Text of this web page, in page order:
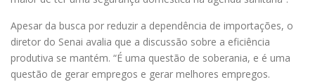
Apesar da busca por reduzir a dependência de importações, o
diretor do Senai avalia que a discussão sobre a eficiência
produtiva se mantém. “É uma questão de soberania, e é uma
questão de gerar empregos e gerar melhores empregos.